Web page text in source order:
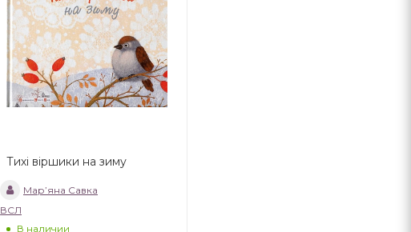
Тихі віршики на зиму
Мар’яна Савка
ВСЛ
В наличии